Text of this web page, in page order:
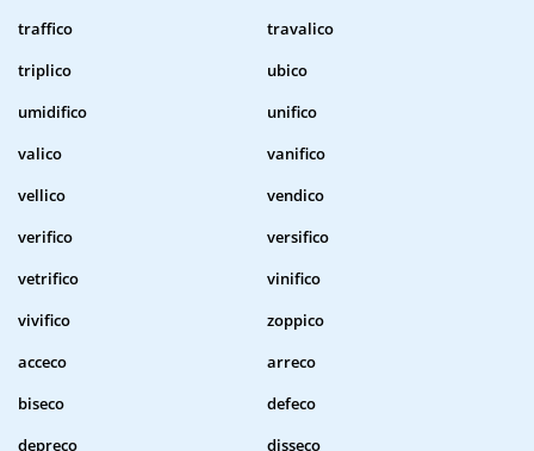
traffico
travalico
triplico
ubico
umidifico
unifico
valico
vanifico
vellico
vendico
verifico
versifico
vetrifico
vinifico
vivifico
zoppico
acceco
arreco
biseco
defeco
depreco
disseco